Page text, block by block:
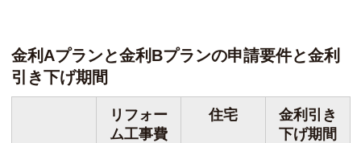
金利Aプランと金利Bプランの申請要件と金利
引き下げ期間
リフォー
ム工事費
住宅
金利引き
下げ期間